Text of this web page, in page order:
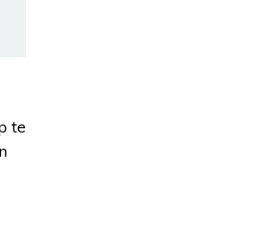
te